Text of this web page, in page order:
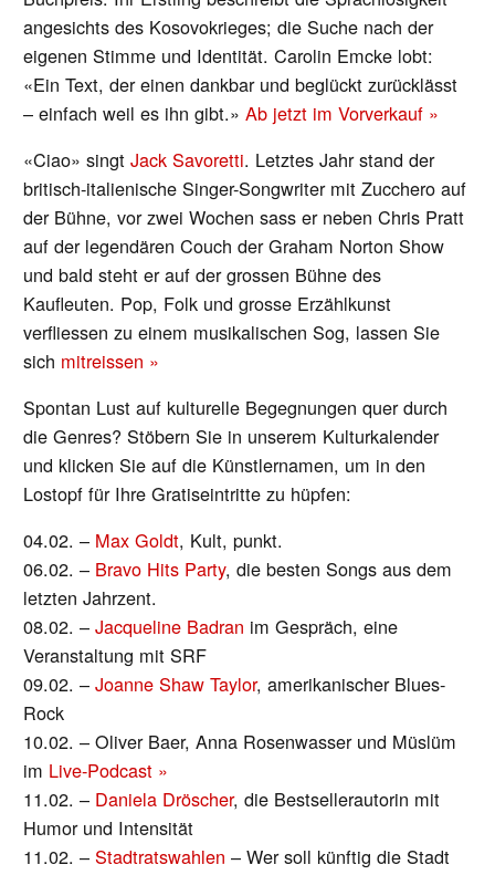
angesichts des Kosovokrieges; die Suche nach der
eigenen Stimme und Identität. Carolin Emcke lobt:
«Ein Text, der einen dankbar und beglückt zurücklässt
– einfach weil es ihn gibt.»Ab jetzt im Vorverkauf »
«Ciao» singtJack Savoretti. Letztes Jahr stand der
britisch-italienische Singer-Songwriter mit Zucchero auf
der Bühne, vor zwei Wochen sass er neben Chris Pratt
auf der legendären Couch der Graham Norton Show
und bald steht er auf der grossen Bühne des
Kaufleuten. Pop, Folk und grosse Erzählkunst
verfliessen zu einem musikalischen Sog, lassen Sie
sich mitreissen »
Spontan Lust auf kulturelle Begegnungen quer durch
die Genres? Stöbern Sie in unserem Kulturkalender
und klicken Sie auf die Künstlernamen, um in den
Lostopf für Ihre Gratiseintritte zu hüpfen:
04.02. – Max Goldt, Kult, punkt.
06.02. – Bravo Hits Party, die besten Songs aus dem
letzten Jahrzent.
08.02. –Jacqueline Badran im Gespräch, eine
Veranstaltung mit SRF
09.02. –Joanne Shaw Taylor, amerikanischer Blues-
Rock
10.02. – Oliver Baer, Anna Rosenwasser und Müslüm
im Live-Podcast »
11.02. – Daniela Dröscher, die Bestsellerautorin mit
Humor und Intensität
11.02. –Stadtratswahlen – Wer soll künftig die Stadt